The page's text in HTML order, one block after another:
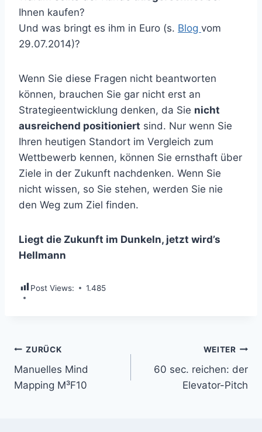
Ihnen kaufen?
Und was bringt es ihm in Euro (s. Blog vom
29.07.2014)?
Wenn Sie diese Fragen nicht beantworten
können, brauchen Sie gar nicht erst an
Strategieentwicklung denken, da Sie nicht
ausreichend positioniert sind. Nur wenn Sie
Ihren heutigen Standort im Vergleich zum
Wettbewerb kennen, können Sie ernsthaft über
Ziele in der Zukunft nachdenken. Wenn Sie
nicht wissen, so Sie stehen, werden Sie nie
den Weg zum Ziel finden.
Liegt die Zukunft im Dunkeln, jetzt wird’s
Hellmann
Post Views: 1.485
Beitragsnavigation
ZURÜCK
Manuelles Mind
Mapping M³F10
WEITER
60 sec. reichen: der
Elevator-Pitch